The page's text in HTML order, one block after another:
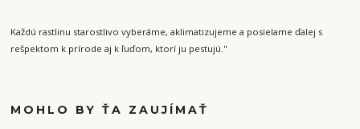
Každú rastlinu starostlivo vyberáme, aklimatizujeme a posielame ďalej s
rešpektom k prírode aj k ľuďom, ktorí ju pestujú."
MOHLO BY ŤA ZAUJÍMAŤ